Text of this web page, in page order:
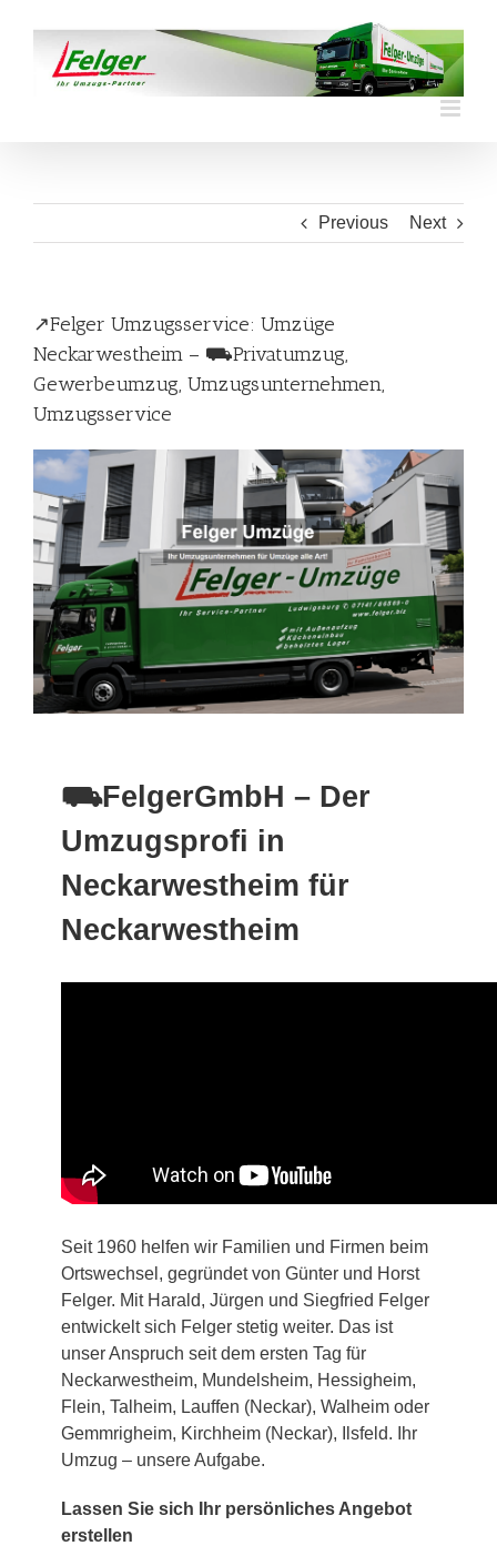
content
Previous Next
↗️Felger Umzugsservice: Umzüge
Neckarwestheim – ⛟Privatumzug,
Gewerbeumzug, Umzugsunternehmen,
Umzugsservice
⛟FelgerGmbH – Der
Umzugsprofi in
Neckarwestheim für
Neckarwestheim
Seit 1960 helfen wir Familien und Firmen beim
Ortswechsel, gegründet von Günter und Horst
Felger. Mit Harald, Jürgen und Siegfried Felger
entwickelt sich Felger stetig weiter. Das ist
unser Anspruch seit dem ersten Tag für
Neckarwestheim, Mundelsheim, Hessigheim,
Flein, Talheim, Lauffen (Neckar), Walheim oder
Gemmrigheim, Kirchheim (Neckar), Ilsfeld. Ihr
Umzug – unsere Aufgabe.
Lassen Sie sich Ihr persönliches Angebot
erstellen